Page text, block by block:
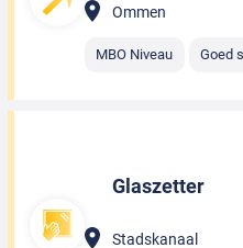
Ommen
MBO Niveau Goed
Glaszetter
Stadskanaal